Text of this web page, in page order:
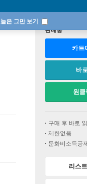
늘은 그만 보기
판매중
카트
바
원클
구매 후 바로 읽
제한없음
문화비소득공
리스